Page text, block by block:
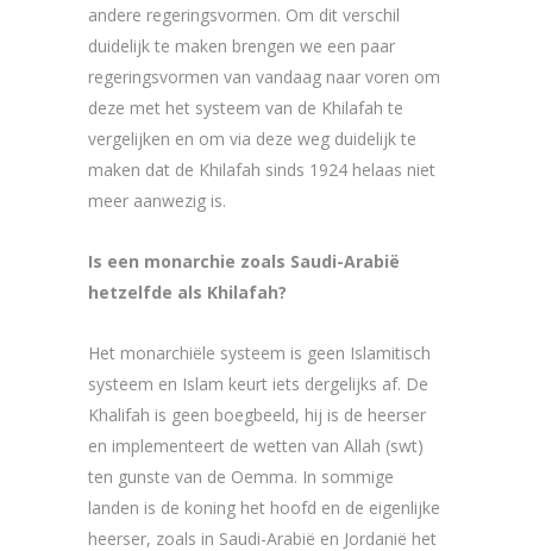
andere regeringsvormen. Om dit verschil
duidelijk te maken brengen we een paar
regeringsvormen van vandaag naar voren om
deze met het systeem van de Khilafah te
vergelijken en om via deze weg duidelijk te
maken dat de Khilafah sinds 1924 helaas niet
meer aanwezig is.
Is een monarchie zoals Saudi-Arabië
hetzelfde als Khilafah?
Het monarchiële systeem is geen Islamitisch
systeem en Islam keurt iets dergelijks af. De
Khalifah is geen boegbeeld, hij is de heerser
en implementeert de wetten van Allah (swt)
ten gunste van de Oemma. In sommige
landen is de koning het hoofd en de eigenlijke
heerser, zoals in Saudi-Arabië en Jordanië het